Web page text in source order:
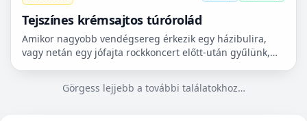
Tejszínes krémsajtos túrórolád
Amikor nagyobb vendégsereg érkezik egy házibulira,
vagy netán egy jófajta rockkoncert előtt-után gyűlünk,
Görgess lejjebb a további találatokhoz…